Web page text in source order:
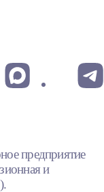
предприятие
и